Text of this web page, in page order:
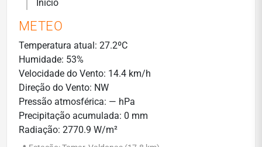
Início
METEO
Temperatura atual: 27.2ºC
Humidade: 53%
Velocidade do Vento: 14.4 km/h
Direção do Vento: NW
Pressão atmosférica: — hPa
Precipitação acumulada: 0 mm
Radiação: 2770.9 W/m²